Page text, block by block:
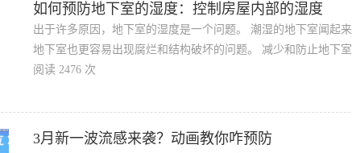
如何预防地下室的湿度：控制房屋内部的湿度
出于许多原因，地下室的湿度是一个问题。 潮湿的地下室闻起
地下室也更容易出现腐烂和结构破坏的问题。 减少和防止地下
阅读 2476 次
3月新一波流感来袭？动画教你咋预防